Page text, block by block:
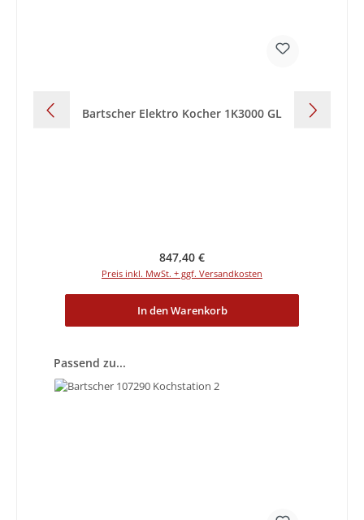
Bartscher Elektro Kocher 1K3000 GL
Regulärer Preis:
847,40 €
Preis inkl. MwSt. + ggf. Versandkosten
In den Warenkorb
Produktgalerie überspringen
Passend zu...